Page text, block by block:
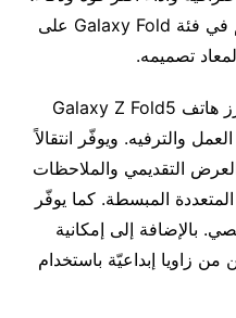
إلى جانب كونه يعد أنحف تصميم في فئة Galaxy Fold على
تصميمه.
وسواء كان مطويًا أو مفتوحاً، يبرز هاتف Galaxy Z Fold5
والترفيه. ويوفّر انتقالاً
التقديمي والملاحظات
المبسطة. كما يوفّر
بالإضافة إلى إمكانية
زاويا إبداعيّة باستخدام